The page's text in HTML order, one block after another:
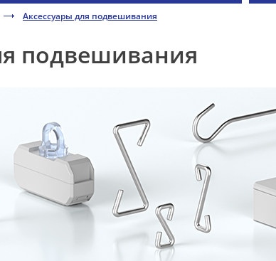
Аксессуары для подвешивания
подвешивания